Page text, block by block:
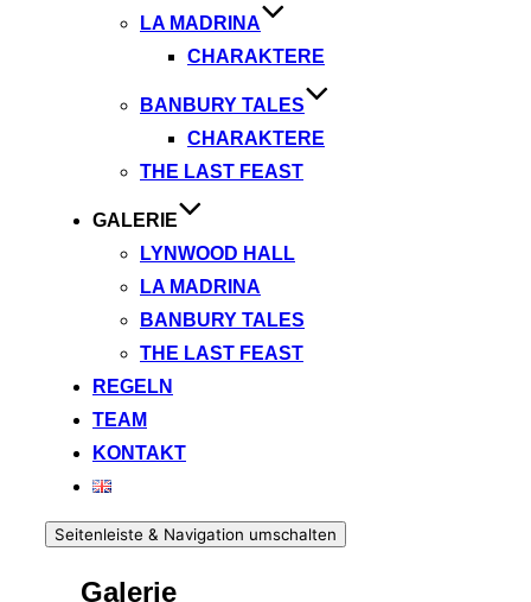
LA MADRINA
CHARAKTERE
BANBURY TALES
CHARAKTERE
THE LAST FEAST
GALERIE
LYNWOOD HALL
LA MADRINA
BANBURY TALES
THE LAST FEAST
REGELN
TEAM
KONTAKT
Seitenleiste & Navigation umschalten
Galerie